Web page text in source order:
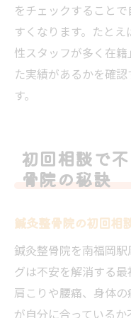
をチェックすること
すくなります。たと
性スタッフが多く在
た実績があるかを確
す。
初回相談で
骨院の秘訣
鍼灸整骨院の初回相
鍼灸整骨院を南福岡
グは不安を解消する
肩こりや腰痛、身体
が自分に合っている